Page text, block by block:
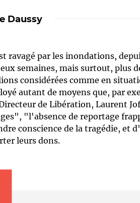
Qui
Daussy
ravagé par les inondations,
semaines, mais surtout, plus
considérées comme en
autant de moyens que, par
de Libération, Laurent
"l'absence de reportage
conscience de la tragédie, et
leurs dons.